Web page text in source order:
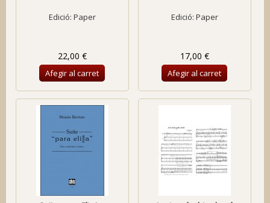
Edició: Paper
22,00 €
Afegir al carret
Edició: Paper
17,00 €
Afegir al carret